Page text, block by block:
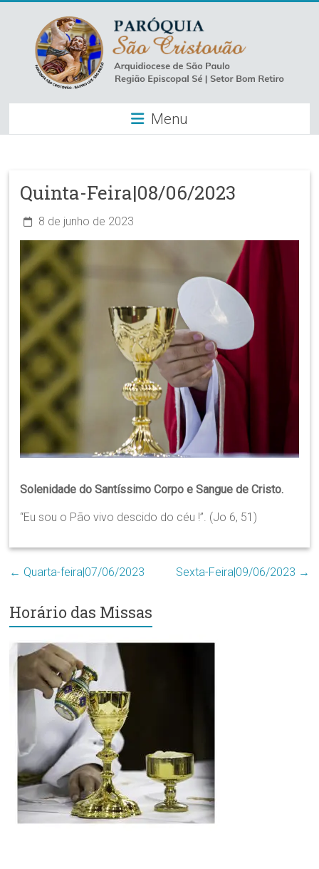
content
Paróquia
São
–
Luz
Arquidiocese
São
Paulo
Episcopal
Sé
Setor
Bom
Retiro
Menu
Quinta-Feira|08/06/2023
8 de junho de 2023
Solenidade do Santíssimo Corpo e Sangue de Cristo.
“Eu sou o Pão vivo descido do céu !”. (Jo 6, 51)
← Quarta-feira|07/06/2023 Sexta-Feira|09/06/2023 →
Horário das Missas